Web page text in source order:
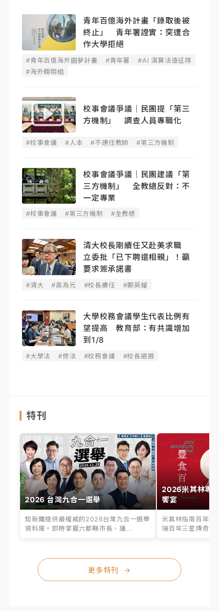
青年百億海外計畫「錄取後被
終止」 青年署證實：突遭合
作大學拒絕
#青年百億海外圓夢計畫 #青年署
#AI 演算法遠征隊
#海外翱翔組
校事會議爭議｜民團提「第三
方機制」 調查人員專職化
#校事會議 #人本 #不適任教師 #第三方機制
校事會議爭議｜民團建議「第
三方機制」 全教總反對：不
一定專業
#校事會議 #第三方機制 #全教總
清大校長剛續任又赴美求職
立委批「已下聘還相親」！籲
要求簽承諾書
#清大 #高為元 #校長續任 #鄭英耀
大學校務會議學生代表比例有
望提高 教育部：有共識增加
到1/8
#大學法 #修法 #校務會議 #校長遴選
特刊
2026 台灣九合一選舉
知新聞提供最權威的2026台灣九合一選舉
資料庫。即時掌握六都縣市長、議...
2026米其林專
饗宴
米其林指南百年之
瑞百年三星傳奇、
更多特刊 →